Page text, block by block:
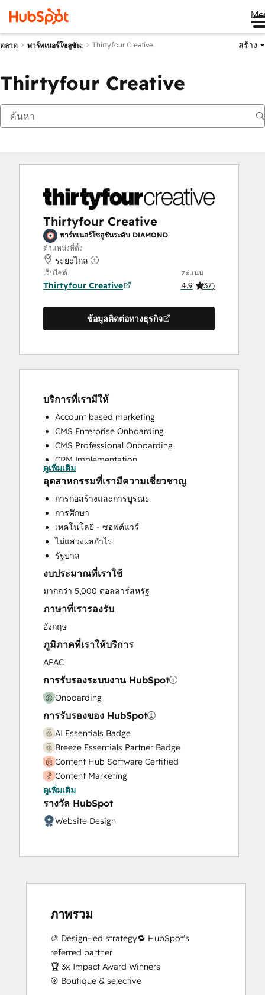
ตลาด พาร์ทเนอร์โซลูชัน: Thirtyfour Creative สร้าง
Thirtyfour Creative
Thirtyfour Creative
พาร์ทเนอร์โซลูชันระดับ DIAMOND
ตำแหน่งที่ตั้ง
ระยะไกล
เว็บไซต์
Thirtyfour Creative
คะแนน
4.9 (37)
ข้อมูลติดต่อทางธุรกิจ
บริการที่เรามีให้
Account based marketing
CMS Enterprise Onboarding
CMS Professional Onboarding
CRM Implementation
CRM Migration
Custom API Integrations
Customer Marketing
Customer Success Training
Customer Support Training
HubSpot Onboarding
Marketing Hub Enterprise Onboarding
Marketing Hub Professional Onboarding
Sales and Marketing Alignment
Sales Coaching and Training
Sales Enablement
Sales Hub Enterprise Onboarding
Sales Hub Professional Onboarding
Service Hub Enterprise Onboarding
Service Hub Professional Onboarding
Website Design
Website Development
Website Migration
ดูเพิ่มเติม
อุตสาหกรรมที่เรามีความเชี่ยวชาญ
การก่อสร้างและการบูรณะ
การศึกษา
เทคโนโลยี - ซอฟต์แวร์
ไม่แสวงผลกำไร
รัฐบาล
งบประมาณที่เราใช้
มากกว่า 5,000 ดอลลาร์สหรัฐ
ภาษาที่เรารองรับ
อังกฤษ
ภูมิภาคที่เราให้บริการ
APAC
การรับรองระบบงาน HubSpot
Onboarding
การรับรองของ HubSpot
AI Essentials Badge
Breeze Essentials Partner Badge
Content Hub Software Certified
Content Marketing
CRM Data Migration Certification
Digital Marketing
Guided Client Onboarding
HubSpot Solutions Partner
Inbound Marketing Optimization
Inbound Sales
Objectives-Based Onboarding
Service Hub Software
Solutions Architecture Foundations
ดูเพิ่มเติม
รางวัล HubSpot
Website Design
ภาพรวม
🎨 Design-led strategy🔁 HubSpot's
referred partner
🏆 3x Impact Award Winners
🎯 Boutique & selective